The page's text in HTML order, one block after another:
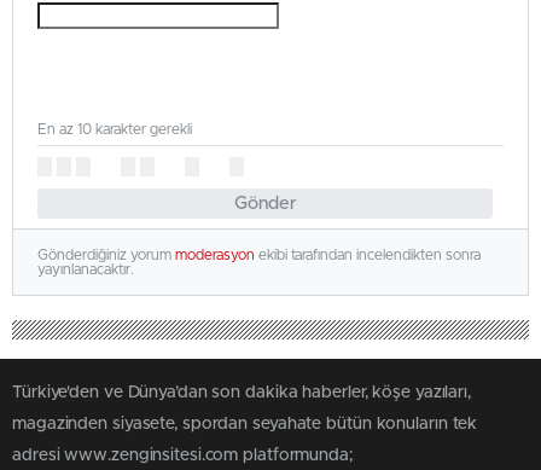
Gönder
En az 10 karakter gerekli
Gönderdiğiniz yorum moderasyon ekibi tarafından incelendikten sonra
yayınlanacaktır.
Türkiye'den ve Dünya’dan son dakika haberler, köşe yazıları,
magazinden siyasete, spordan seyahate bütün konuların tek
adresi www.zenginsitesi.com platformunda;